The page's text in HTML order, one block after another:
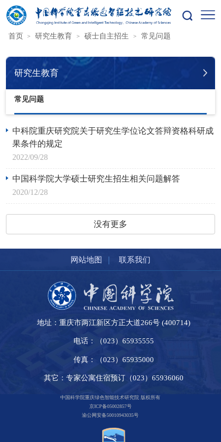
您的位置：
首页 研究生教育 硕士自主招生 常见问题
研究生教育
常见问题
中科院重庆研究院关于研究生学位论文答辩资格科研成
果条件的规定
2022/09/28
中国科学院大学硕士研究生招生相关问题解答
2020/12/28
没有更多
网站地图 | 联系我们
地址：重庆市两江新区方正大道266号 (400714)
电话：（023）65935555
传真：（023）65935000
其它：专家公寓住宿预订（023）65936060
中国科学院重庆绿色智能技术研究院 版权所有
京ICP备05002857号
渝公网安备50010943035号